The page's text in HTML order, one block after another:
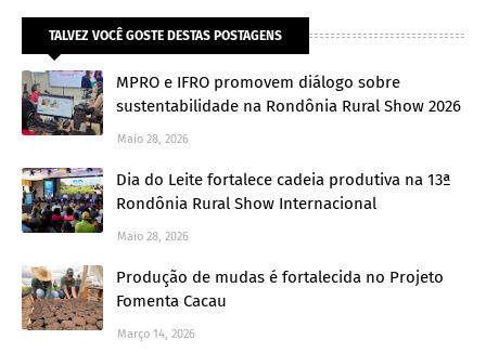
TALVEZ VOCÊ GOSTE DESTAS POSTAGENS
MPRO e IFRO promovem diálogo sobre
sustentabilidade na Rondônia Rural Show 2026
Maio 28, 2026
Dia do Leite fortalece cadeia produtiva na 13ª
Rondônia Rural Show Internacional
Maio 28, 2026
Produção de mudas é fortalecida no Projeto
Fomenta Cacau
Março 14, 2026